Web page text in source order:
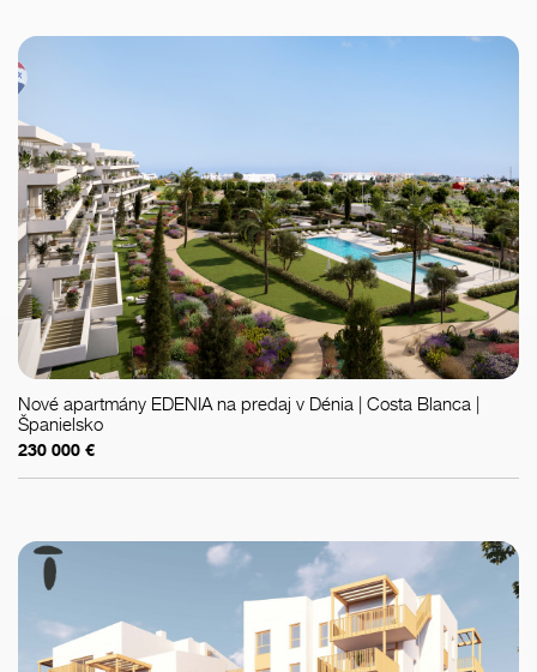
Nové apartmány EDENIA na predaj v Dénia | Costa Blanca |
Španielsko
230 000 €